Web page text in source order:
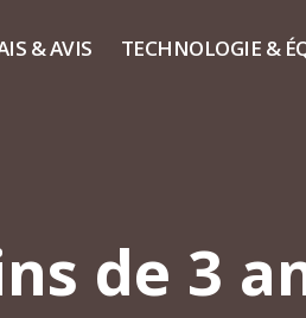
& AVIS TECHNOLOGIE &
de 3